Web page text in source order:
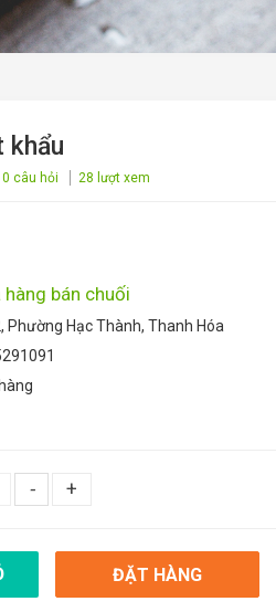
khẩu
0 câu hỏi 28 lượt xem
hàng bán chuối
Phường Hạc Thành, Thanh Hóa
- +
ĐẶT HÀNG